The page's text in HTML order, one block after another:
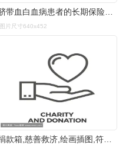
图片尺寸640x452
捐款箱,慈善救济,绘画插图,符号,拇指